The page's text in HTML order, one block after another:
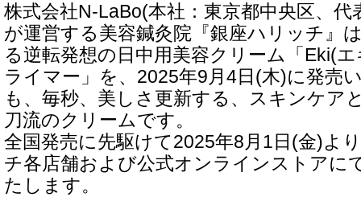
株式会社N-LaBo(本社：東京都中央区、代
が運営する美容鍼灸院『銀座ハリッチ』
る逆転発想の日中用美容クリーム「Eki(
ライマー」を、2025年9月4日(木)に発売
も、毎秒、美しさ更新する、スキンケア
刀流のクリームです。
全国発売に先駆けて2025年8月1日(金)よ
チ各店舗および公式オンラインストアに
たします。